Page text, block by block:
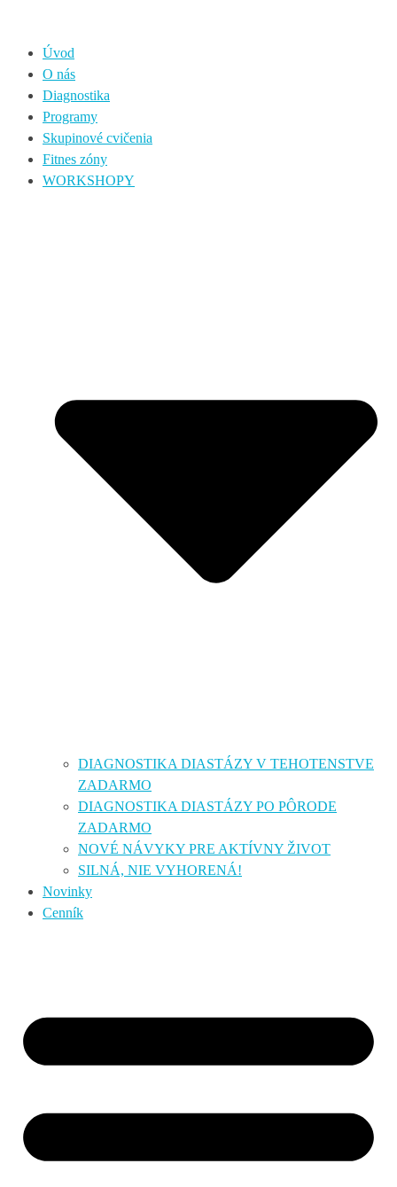
Úvod
O nás
Diagnostika
Programy
Skupinové cvičenia
Fitnes zóny
WORKSHOPY
DIAGNOSTIKA DIASTÁZY V TEHOTENSTVE
ZADARMO
DIAGNOSTIKA DIASTÁZY PO PÔRODE
ZADARMO
NOVÉ NÁVYKY PRE AKTÍVNY ŽIVOT
SILNÁ, NIE VYHORENÁ!
Novinky
Cenník